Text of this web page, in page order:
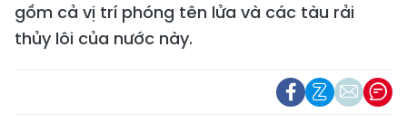
gồm cả vị trí phóng tên lửa và các tàu rải
thủy lôi của nước này.